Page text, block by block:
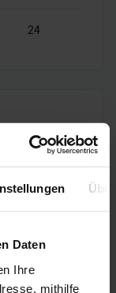
Daten
Ihre
mithilfe
24
Dual
DDR5-
5600